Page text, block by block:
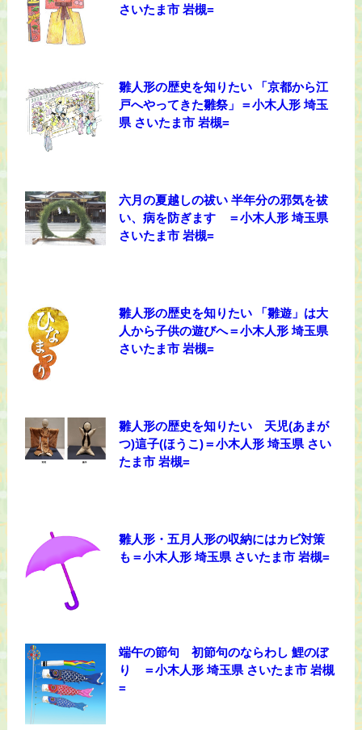
さいたま市 岩槻=
雛人形の歴史を知りたい 「京都から江
戸へやってきた雛祭」＝小木人形 埼玉
県 さいたま市 岩槻=
六月の夏越しの祓い 半年分の邪気を祓
い、病を防ぎます ＝小木人形 埼玉県
さいたま市 岩槻=
雛人形の歴史を知りたい 「雛遊」は大
人から子供の遊びへ＝小木人形 埼玉県
さいたま市 岩槻=
雛人形の歴史を知りたい 天児(あまが
つ)這子(ほうこ)＝小木人形 埼玉県 さい
たま市 岩槻=
雛人形・五月人形の収納にはカビ対策
も＝小木人形 埼玉県 さいたま市 岩槻=
端午の節句 初節句のならわし 鯉のぼ
り ＝小木人形 埼玉県 さいたま市 岩槻
=